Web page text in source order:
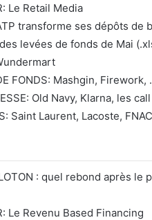
Le Retail Media
transforme ses dépôts de
levées de fonds de Mai
FONDS: Mashgin, Firework,
Old Navy, Klarna, les
Saint Laurent, Lacoste,
: quel rebond après
Le Revenu Based Financing